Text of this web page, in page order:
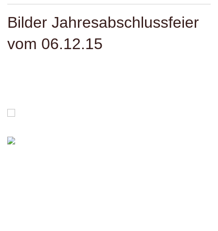
Bilder Jahresabschlussfeier
vom 06.12.15